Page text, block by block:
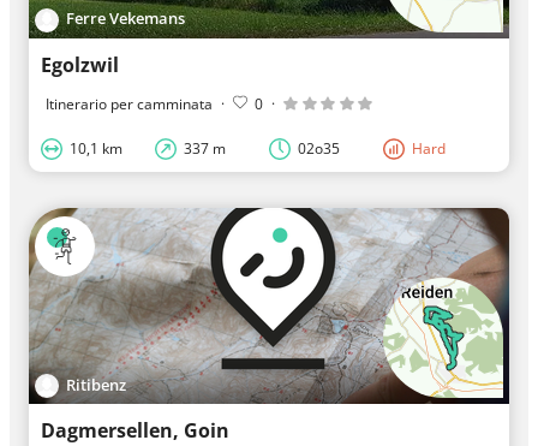
Ferre Vekemans
Egolzwil
Itinerario per camminata · 0 ·
10,1 km 337 m 02o35 Hard
Ritibenz
Dagmersellen, Goin